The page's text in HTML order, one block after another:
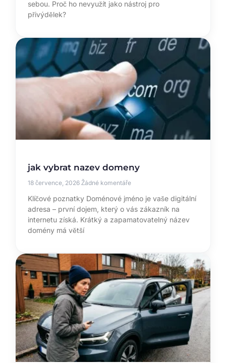
sebou. Proč ho nevyužít jako nástroj pro
přivýdělek?
jak vybrat nazev domeny
18 července, 2026 Žádné komentáře
Klíčové poznatky Doménové jméno je vaše digitální
adresa – první dojem, který o vás zákazník na
internetu získá. Krátký a zapamatovatelný název
domény má větší